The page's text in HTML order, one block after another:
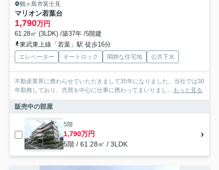
鶴ヶ島市富士見
マリオン若葉台
1,790万円
61.28㎡ (3LDK) /築37年 /5階建
東武東上線「若葉」駅 徒歩16分
エレベーター オートロック 閑静な住宅地 公共下水
不動産業界に携わらせていただきまして35年になりました。当社では30
年勤務しており、売買を中心に仕事に携わってまいりまし... もっと見る
販売中の部屋
5階
1,790万円
5階 / 61.28㎡ / 3LDK